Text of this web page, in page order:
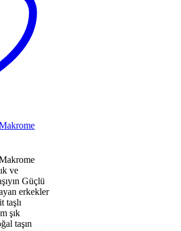
ve
Güçlü
erkekler
taşlı
şık
taşın